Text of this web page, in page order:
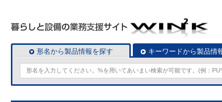
形名から製品情報を探す キーワードから製品情